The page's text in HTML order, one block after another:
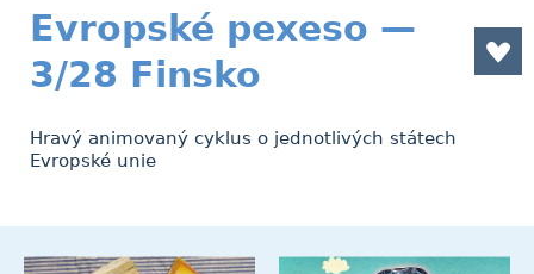
Evropské pexeso —
3/28 Finsko
Hravý animovaný cyklus o jednotlivých státech
Evropské unie